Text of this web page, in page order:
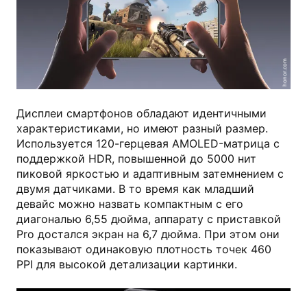
honor.com
Дисплеи смартфонов обладают идентичными
характеристиками, но имеют разный размер.
Используется 120-герцевая AMOLED-матрица с
поддержкой HDR, повышенной до 5000 нит
пиковой яркостью и адаптивным затемнением с
двумя датчиками. В то время как младший
девайс можно назвать компактным с его
диагональю 6,55 дюйма, аппарату с приставкой
Pro достался экран на 6,7 дюйма. При этом они
показывают одинаковую плотность точек 460
PPI для высокой детализации картинки.